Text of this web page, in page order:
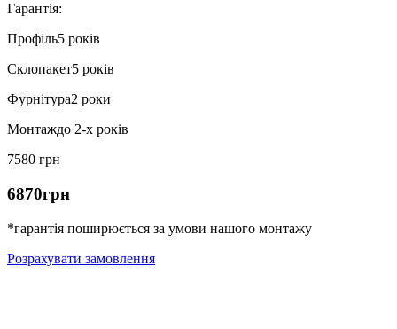
Гарантія:
Профіль5 років
Склопакет5 років
Фурнітура2 роки
Монтаждо 2-х років
7580 грн
6870грн
*гарантія поширюється за умови нашого монтажу
Розрахувати замовлення